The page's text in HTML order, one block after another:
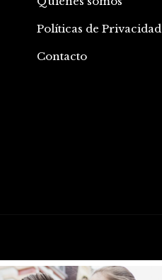
Políticas de Privacidad
Contacto